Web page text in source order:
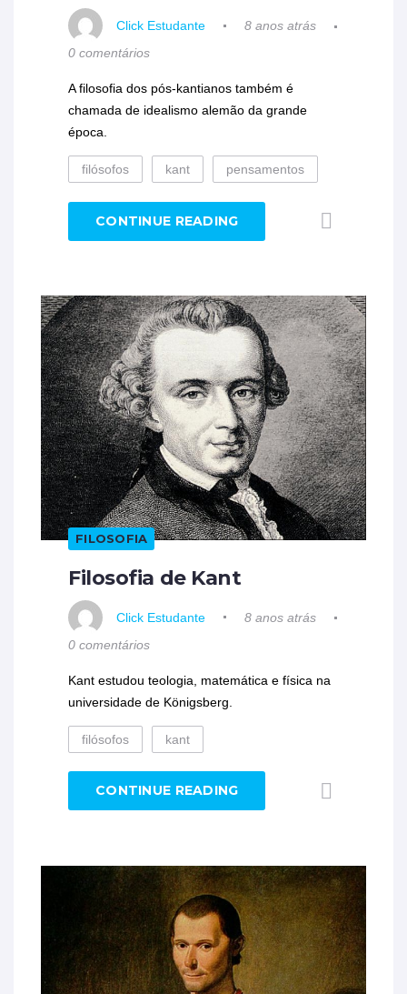
Click Estudante
8 anos atrás
0 comentários
A filosofia dos pós-kantianos também é
chamada de idealismo alemão da grande
época.
filósofos kant pensamentos
CONTINUE READING
FILOSOFIA
Filosofia de Kant
Click Estudante
8 anos atrás
0 comentários
Kant estudou teologia, matemática e física na
universidade de Königsberg.
filósofos kant
CONTINUE READING